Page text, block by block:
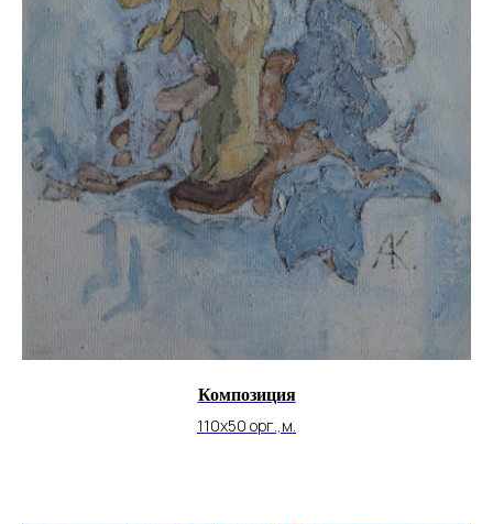
Композиция
110х50 орг.,м.